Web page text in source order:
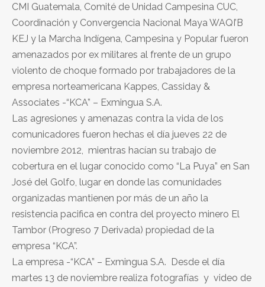
CMI Guatemala, Comité de Unidad Campesina CUC,
Coordinación y Convergencia Nacional Maya WAQI’B
KEJ y la Marcha Indígena, Campesina y Popular fueron
amenazados por ex militares al frente de un grupo
violento de choque formado por trabajadores de la
empresa norteamericana Kappes, Cassiday &
Associates -“KCA” – Exmingua S.A.
Las agresiones y amenazas contra la vida de los
comunicadores fueron hechas el día jueves 22 de
noviembre 2012, mientras hacían su trabajo de
cobertura en el lugar conocido como “La Puya” en San
José del Golfo, lugar en donde las comunidades
organizadas mantienen por más de un año la
resistencia pacifica en contra del proyecto minero El
Tambor (Progreso 7 Derivada) propiedad de la
empresa “KCA”.
La empresa -“KCA” – Exmingua S.A. Desde el día
martes 13 de noviembre realiza fotografías y video de